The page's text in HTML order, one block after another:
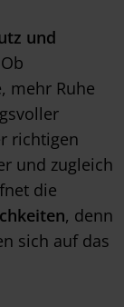
und
mehr Ruhe
richtigen
und zugleich
die
, denn
sich auf das